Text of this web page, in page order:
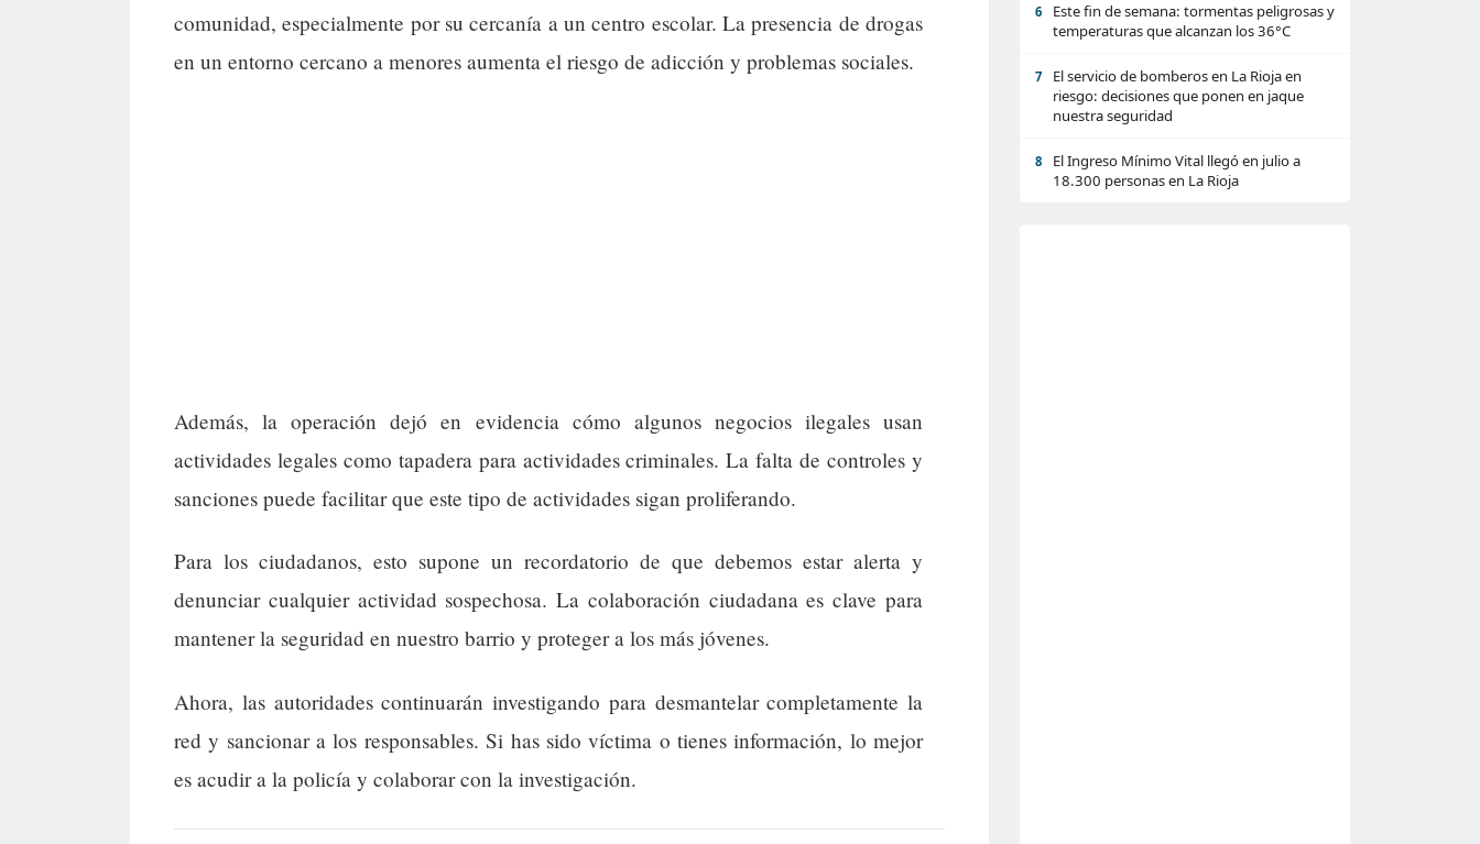
comunidad, especialmente por su cercanía a un centro escolar. La presencia de drogas
en un entorno cercano a menores aumenta el riesgo de adicción y problemas sociales.
Además, la operación dejó en evidencia cómo algunos negocios ilegales usan
actividades legales como tapadera para actividades criminales. La falta de controles y
sanciones puede facilitar que este tipo de actividades sigan proliferando.
Para los ciudadanos, esto supone un recordatorio de que debemos estar alerta y
denunciar cualquier actividad sospechosa. La colaboración ciudadana es clave para
mantener la seguridad en nuestro barrio y proteger a los más jóvenes.
Ahora, las autoridades continuarán investigando para desmantelar completamente la
red y sancionar a los responsables. Si has sido víctima o tienes información, lo mejor
es acudir a la policía y colaborar con la investigación.
6
Este fin de semana: tormentas peligrosas y
temperaturas que alcanzan los 36°C
7
El servicio de bomberos en La Rioja en
riesgo: decisiones que ponen en jaque
nuestra seguridad
8
El Ingreso Mínimo Vital llegó en julio a
18.300 personas en La Rioja